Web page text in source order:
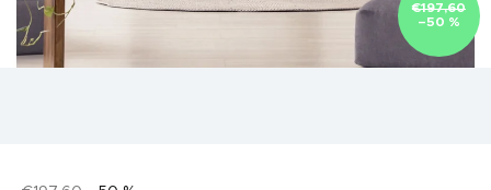
€197,60
–50 %